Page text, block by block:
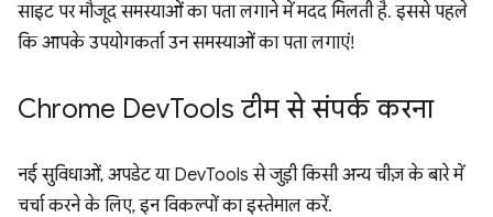
साइट पर मौजूद समस्याओं का पता लगाने में मदद मिलती है. इससे पहले
कि आपके उपयोगकर्ता उन समस्याओं का पता लगाएं!
Chrome DevTools टीम से संपर्क करना
नई सुविधाओं, अपडेट या DevTools से जुड़ी किसी अन्य चीज़ के बारे में
चर्चा करने के लिए, इन विकल्पों का इस्तेमाल करें.